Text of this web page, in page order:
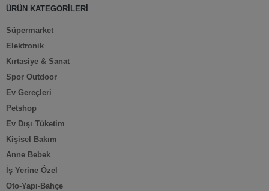
ÜRÜN KATEGORİLERİ
Süpermarket
Elektronik
Kırtasiye & Sanat
Spor Outdoor
Ev Gereçleri
Petshop
Ev Dışı Tüketim
Kişisel Bakım
Anne Bebek
İş Yerine Özel
Oto-Yapı-Bahçe